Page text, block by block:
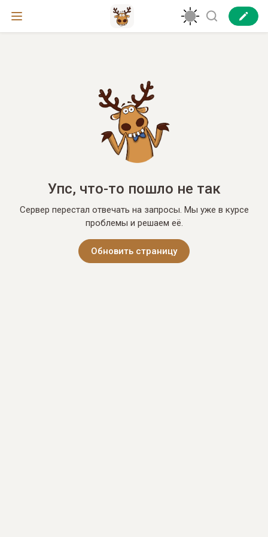
Упс, что-то пошло не так
Сервер перестал отвечать на запросы. Мы уже в курсе
проблемы и решаем её.
Обновить страницу